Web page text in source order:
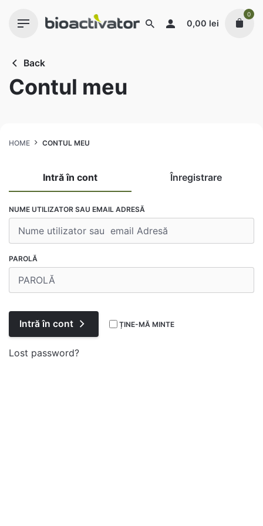
0,00 lei
0
Back
Contul meu
HOME CONTUL MEU
Intră în cont Înregistrare
NUME UTILIZATOR SAU EMAIL ADRESĂ
PAROLĂ
Intră în cont ȚINE-MĂ MINTE
Lost password?
EMAIL ADRESĂ
Înregistrare